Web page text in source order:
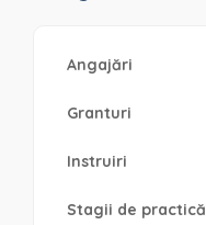
Angajări
Granturi
Instruiri
Stagii de practică